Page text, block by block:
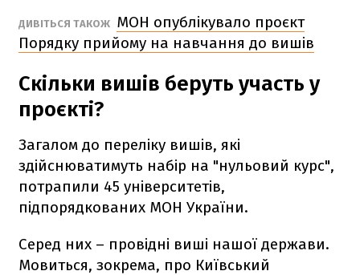
ДИВІТЬСЯ ТАКОЖ МОН опублікувало проєкт
Порядку прийому на навчання до вишів
Скільки вишів беруть участь у
проєкті?
Загалом до переліку вишів, які
здійснюватимуть набір на "нульовий курс",
потрапили 45 університетів,
підпорядкованих МОН України.
Серед них – провідні виші нашої держави.
Мовиться, зокрема, про Київський